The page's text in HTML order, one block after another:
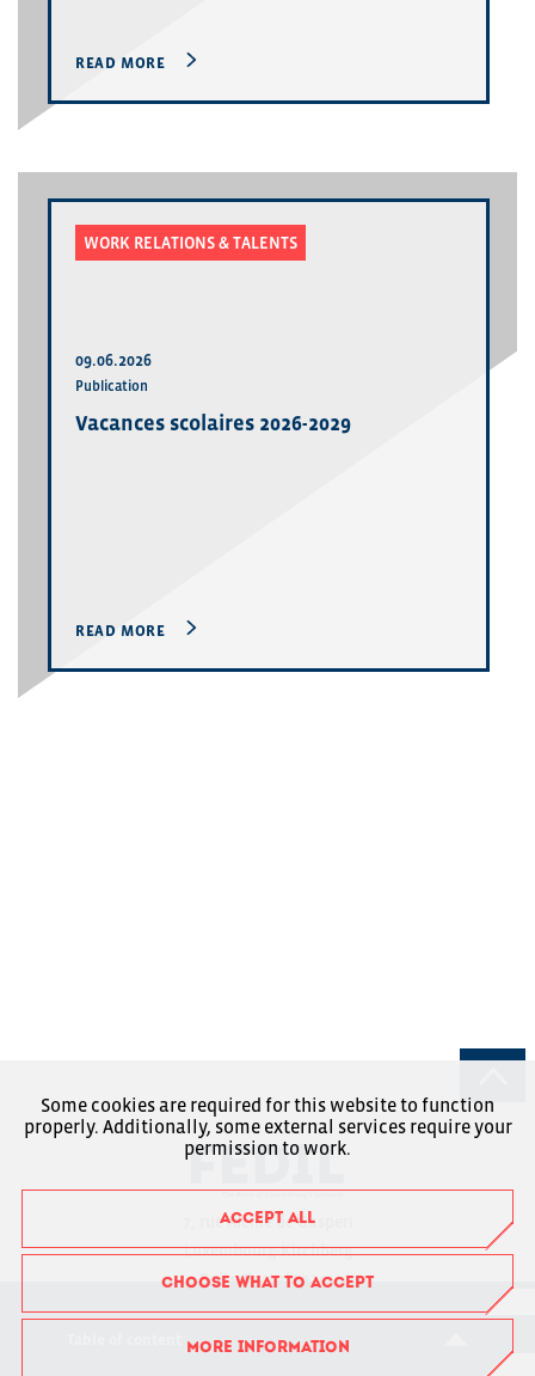
READ MORE
WORK RELATIONS & TALENTS
09.06.2026
Publication
Vacances scolaires 2026-2029
READ MORE
7, rue Alcide de Gasperi
Luxembourg-Kirchberg
Boîte Postale 1304
L-1013 Luxembourg
RCSL : F6043
Some cookies are required for this website to function
properly. Additionally, some external services require your
permission to work.
ACCEPT ALL
CHOOSE WHAT TO ACCEPT
MORE INFORMATION